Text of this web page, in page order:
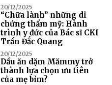
20/12/2025
“Chữa lành” những di
chứng thẩm mỹ: Hành
trình y đức của Bác sĩ CKI
Trần Đắc Quang
20/12/2025
Dầu ăn dặm Mămmy trở
thành lựa chọn ưu tiên
của mẹ bỉm?